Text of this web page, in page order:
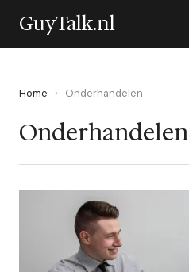
GuyTalk.nl
Home › Onderhandelen
Onderhandelen